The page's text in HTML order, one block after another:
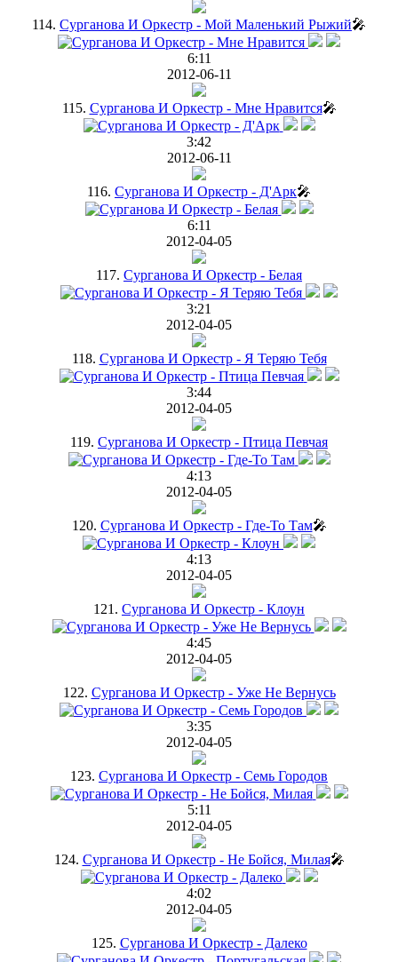
114. Сурганова И Оркестр - Мой Маленький Рыжий🎤
6:11
2012-06-11
115. Сурганова И Оркестр - Мне Нравится🎤
3:42
2012-06-11
116. Сурганова И Оркестр - Д'Арк🎤
6:11
2012-04-05
117. Сурганова И Оркестр - Белая
3:21
2012-04-05
118. Сурганова И Оркестр - Я Теряю Тебя
3:44
2012-04-05
119. Сурганова И Оркестр - Птица Певчая
4:13
2012-04-05
120. Сурганова И Оркестр - Где-То Там🎤
4:13
2012-04-05
121. Сурганова И Оркестр - Клоун
4:45
2012-04-05
122. Сурганова И Оркестр - Уже Не Вернусь
3:35
2012-04-05
123. Сурганова И Оркестр - Семь Городов
5:11
2012-04-05
124. Сурганова И Оркестр - Не Бойся, Милая🎤
4:02
2012-04-05
125. Сурганова И Оркестр - Далеко